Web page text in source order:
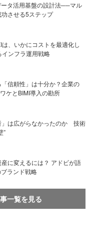
タ活用基盤の設計法──マル
させる5ステップ
、いかにコストを最適化し
ンフラ運用戦略
信頼性」は十分か？企業の
ケとBIMI導入の勘所
」は広がらなかったのか 技術
”
産に変えるには？ アドビが語
ランド戦略
一覧を見る